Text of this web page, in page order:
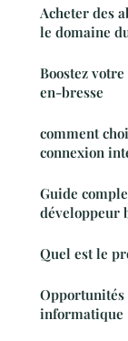
Acheter des
le domaine
Boostez
en-bresse
comment
connexion
Guide
développeur
Quel est le
Opportunités
informatique